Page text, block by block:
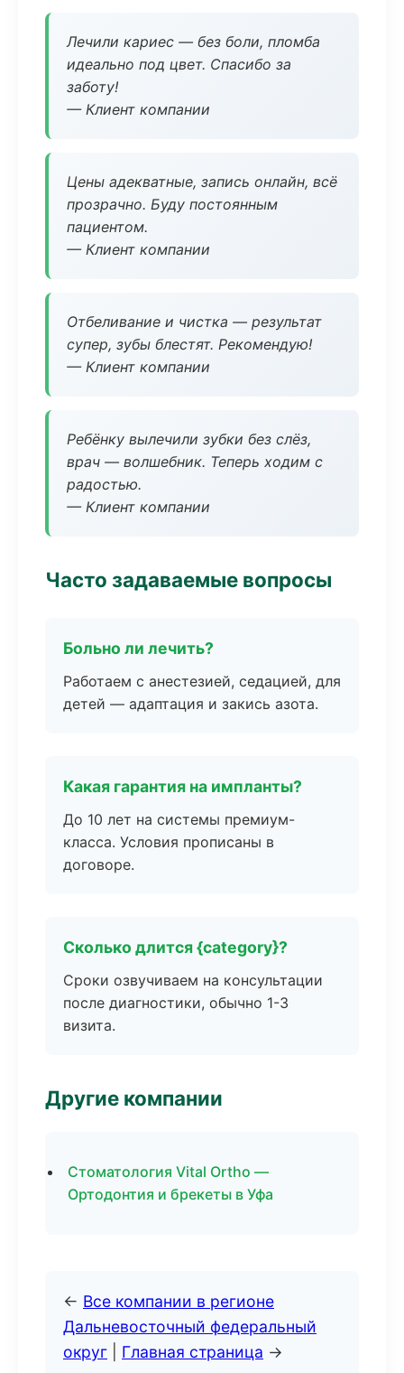
Лечили кариес — без боли, пломба
идеально под цвет. Спасибо за
заботу!
— Клиент компании
Цены адекватные, запись онлайн, всё
прозрачно. Буду постоянным
пациентом.
— Клиент компании
Отбеливание и чистка — результат
супер, зубы блестят. Рекомендую!
— Клиент компании
Ребёнку вылечили зубки без слёз,
врач — волшебник. Теперь ходим с
радостью.
— Клиент компании
Часто задаваемые вопросы
Больно ли лечить?
Работаем с анестезией, седацией, для
детей — адаптация и закись азота.
Какая гарантия на импланты?
До 10 лет на системы премиум-
класса. Условия прописаны в
договоре.
Сколько длится {category}?
Сроки озвучиваем на консультации
после диагностики, обычно 1-3
визита.
Другие компании
Стоматология Vital Ortho —
Ортодонтия и брекеты в Уфа
← Все компании в регионе
Дальневосточный федеральный
округ
Главная страница →